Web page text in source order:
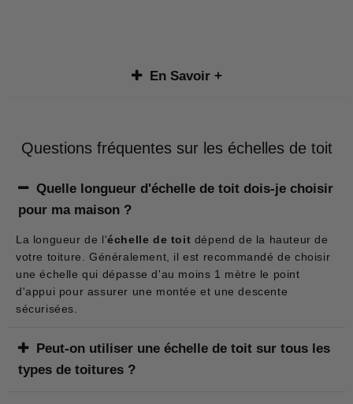
En Savoir +
matériaux de couverture. En effet, le montant est un tube
plat plus large que haut afin d'apporter de la souplesse.
Si, par exemple, vous utilisezune échelle simple, dont le
tube est perpendiculaire à la toiture (aucune flexibilité
dans ce sens) ne vous permettra pas d'éviter la casse
sur votre toiture !
C'est un outil idéal pour nettoyer, "démousser", changer
des tuiles, refaire un faîtage, jointoyer une cheminée,
poser une fenêtre de toit...
les toits en bac acier, tuiles, chaume.
Elle est équipée d'un crochet qui sert à la maintenir au
Questions fréquentes sur les échelles de toit
Quelle longueur d'échelle de toit dois-je choisir
pour ma maison ?
La longueur de l'échelle de toit dépend de la hauteur de
votre toiture. Généralement, il est recommandé de choisir
une échelle qui dépasse d'au moins 1 mètre le point
d'appui pour assurer une montée et une descente
sécurisées.
Peut-on utiliser une échelle de toit sur tous les
types de toitures ?